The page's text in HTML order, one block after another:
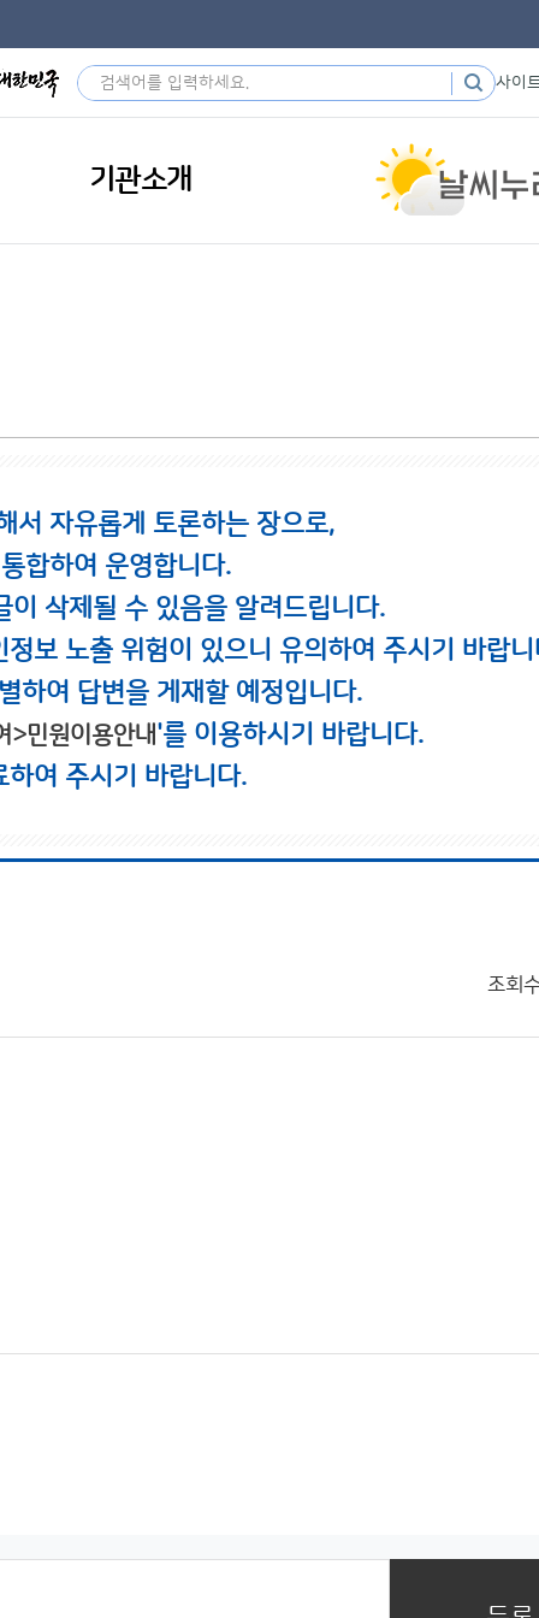
사이
기관소개
서 자유롭게 토론하는 장으로,
합하여 운영합니다.
삭제될 수 있음을 알려드립니다.
보 노출 위험이 있으니 유의하여 주시기 바랍니
하여 답변을 게재할 예정입니다.
>민원이용안내'를 이용하시기 바랍니다.
여 주시기 바랍니다.
조회